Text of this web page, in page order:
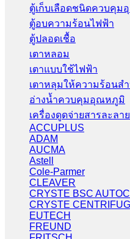
ตู้เก็บเลือดชนิดควบคุม
ตู้อบความร้อนไฟฟ้า
ตู้ปลอดเชื้อ
เตาหลอม
เตาแบบใช้ไฟฟ้า
เตาหลุมให้ความร้อนส
อ่างน้ำควบคุมอุณหภูมิ
เครื่องดูดจ่ายสารละลา
ACCUPLUS
ADAM
AUCMA
Astell
Cole-Parmer
CLEAVER
CRYSTE BSC
CRYSTE
EUTECH
FREUND